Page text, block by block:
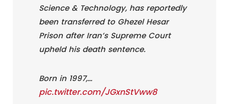
Science & Technology, has reportedly
been transferred to Ghezel Hesar
Prison after Iran’s Supreme Court
upheld his death sentence.
Born in 1997,…
pic.twitter.com/JGxnStVww8